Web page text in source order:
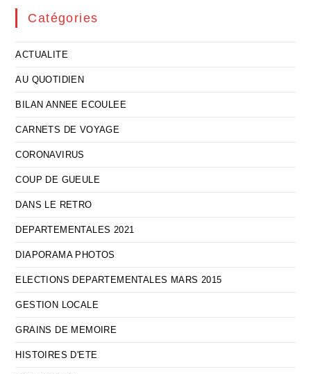
Catégories
ACTUALITE
AU QUOTIDIEN
BILAN ANNEE ECOULEE
CARNETS DE VOYAGE
CORONAVIRUS
COUP DE GUEULE
DANS LE RETRO
DEPARTEMENTALES 2021
DIAPORAMA PHOTOS
ELECTIONS DEPARTEMENTALES MARS 2015
GESTION LOCALE
GRAINS DE MEMOIRE
HISTOIRES D'ETE